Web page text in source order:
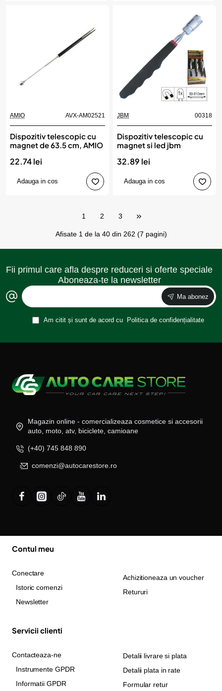
AMIO AVX-AM02521
Dispozitiv telescopic cu
magnet de 63.5 cm, AMIO
22.74 lei
Adauga in cos
JBM 00318
Dispozitiv telescopic cu
magnet si led jbm
32.89 lei
Adauga in cos
1 2 3
Afisate 1 de la 40 din 262 (7 pagini)
Fii primul care afla despre reduceri si oferte speciale
Aboneaza-te la newsletter
Ma abonez
Am citit și sunt de acord cu Politica de confidențialitate
Magazin online - comercializeaza cosmetice si accesorii
auto, moto, atv, biciclete, camioane
(+40) 745 848 890
comenzi@autocarestore.ro
Contul meu
Conectare
Istoric comenzi
Newsletter
Achizitioneaza un voucher
Retururi
Servicii clienti
Contacteaza-ne
Instrumente GPDR
Informatii GPDR
Detalii livrare si plata
Detalii plata in rate
Formular retur